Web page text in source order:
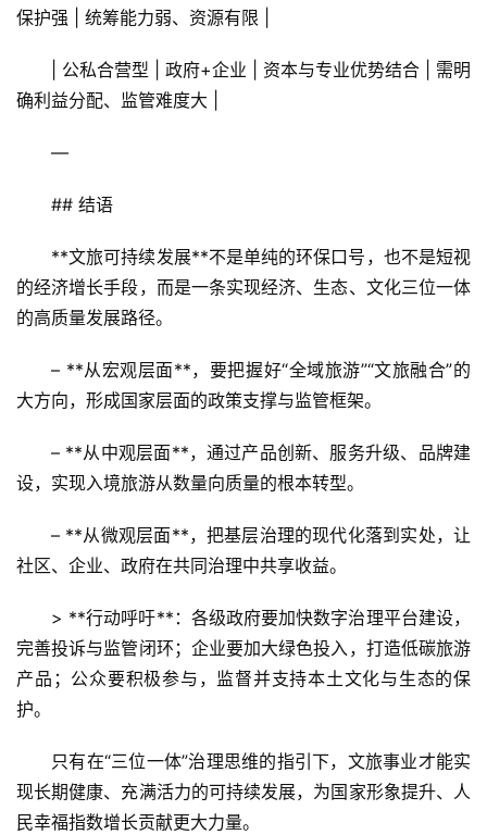
保护强 | 统筹能力弱、资源有限 |
| 公私合营型 | 政府+企业 | 资本与专业优势结合 | 需明
确利益分配、监管难度大 |
—
## 结语
**文旅可持续发展**不是单纯的环保口号，也不是短视
的经济增长手段，而是一条实现经济、生态、文化三位一体
的高质量发展路径。
– **从宏观层面**，要把握好“全域旅游”“文旅融合”的
大方向，形成国家层面的政策支撑与监管框架。
– **从中观层面**，通过产品创新、服务升级、品牌建
设，实现入境旅游从数量向质量的根本转型。
– **从微观层面**，把基层治理的现代化落到实处，让
社区、企业、政府在共同治理中共享收益。
> **行动呼吁**：各级政府要加快数字治理平台建设，
完善投诉与监管闭环；企业要加大绿色投入，打造低碳旅游
产品；公众要积极参与，监督并支持本土文化与生态的保
护。
只有在“三位一体”治理思维的指引下，文旅事业才能实
现长期健康、充满活力的可持续发展，为国家形象提升、人
民幸福指数增长贡献更大力量。